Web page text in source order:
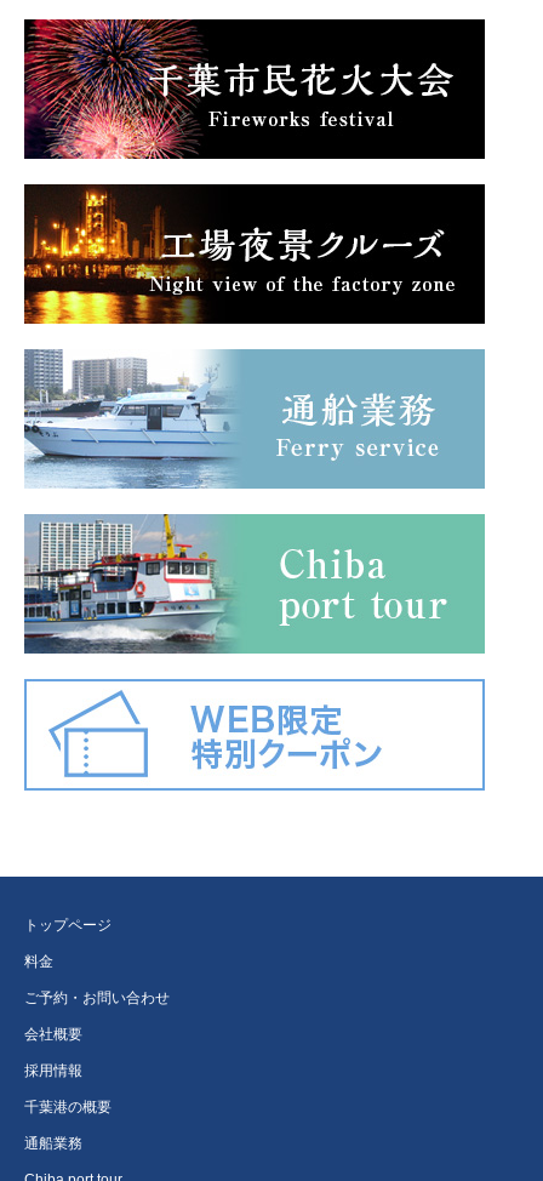
トップページ
料金
ご予約・お問い合わせ
会社概要
採用情報
千葉港の概要
通船業務